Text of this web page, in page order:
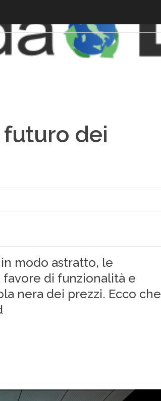
futuro dei
modo astratto, le
di funzionalità e
nera dei prezzi. Ecco che